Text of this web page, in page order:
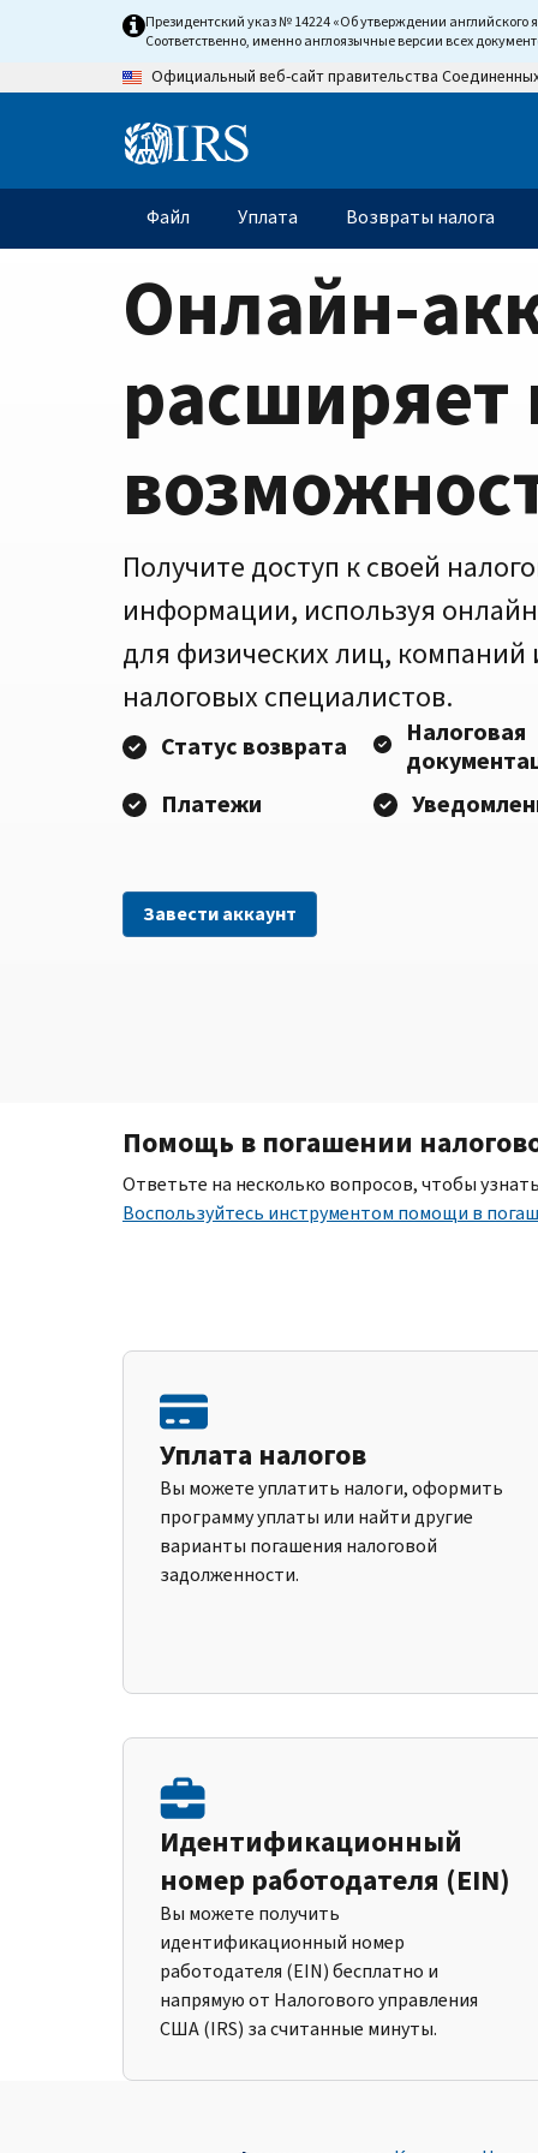
content
Президентский указ № 14224 «Об утверждении
Соответственно, именно англоязычные версии всех
Официальный веб-сайт правительства
Information
Главное
меню
Файл Уплата Возвраты налога
Онлайн-
Получите доступ к своей
информации, используя
для физических лиц, компаний
налоговых специалистов.
Статус возврата
Налоговая
Платежи
Завести аккаунт
Помощь в погашении
Ответьте на несколько вопросов, чтобы
Воспользуйтесь инструментом помощи в
Уплата налогов
Вы можете уплатить налоги, оформить
программу уплаты или найти другие
варианты погашения налоговой
задолженности.
Идентификационный
номер работодателя (EIN)
Вы можете получить
идентификационный номер
работодателя (EIN) бесплатно и
напрямую от Налогового управления
США (IRS) за считанные минуты.